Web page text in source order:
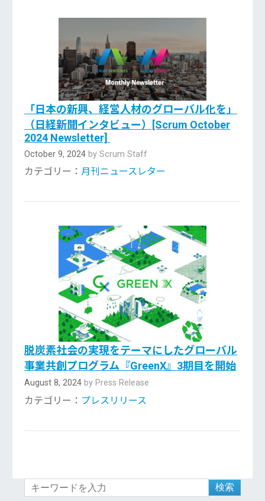
「日本の新興、経営人材のグローバル化を」
（日経新聞インタビュー）[Scrum October
2024 Newsletter]
October 9, 2024 by Scrum Staff
カテゴリー： 月刊ニュースレター
脱炭素社会の実現をテーマにしたグローバル
事業共創プログラム『GreenX』3期目を開始
August 8, 2024 by Press Release
カテゴリー： プレスリリース
検索